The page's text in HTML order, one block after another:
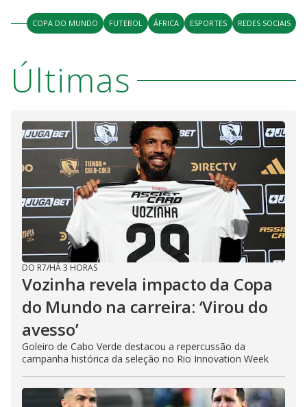
y
V
i
d
e
o
COPA DO MUNDO FUTEBOL ÁFRICA ESPORTES REDES SOCIAIS
Últimas
DO R7/HÁ 3 HORAS
Vozinha revela impacto da Copa
do Mundo na carreira: ‘Virou do
avesso’
Goleiro de Cabo Verde destacou a repercussão da
campanha histórica da seleção no Rio Innovation Week